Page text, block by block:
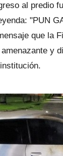
al predio
"PUN
que la
y